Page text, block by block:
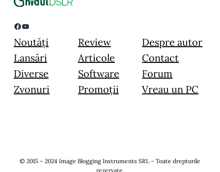
Facebook YouTube
Noutăți
Lansări
Diverse
Zvonuri
Review
Articole
Software
Promoții
Despre autor
Contact
Forum
Vreau un PC
© 2015 – 2024 Image Blogging Instruments SRL – Toate drepturile
rezervate.